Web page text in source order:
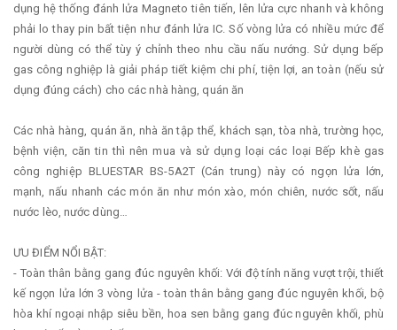
dụng hệ thống đánh lửa Magneto tiên tiến, lên lửa cực nhanh và không
phải lo thay pin bất tiện như đánh lửa IC. Số vòng lửa có nhiều mức để
người dùng có thể tùy ý chỉnh theo nhu cầu nấu nướng. Sử dụng bếp
gas công nghiệp là giải pháp tiết kiệm chi phí, tiện lợi, an toàn (nếu sử
dụng đúng cách) cho các nhà hàng, quán ăn
Các nhà hàng, quán ăn, nhà ăn tập thể, khách sạn, tòa nhà, trường học,
bệnh viện, căn tin thì nên mua và sử dụng loại các loại Bếp khè gas
công nghiệp BLUESTAR BS-5A2T (Cán trung) này có ngọn lửa lớn,
mạnh, nấu nhanh các món ăn như món xào, món chiên, nước sốt, nấu
nước lèo, nước dùng…
ƯU ĐIỂM NỔI BẬT:
- Toàn thân bằng gang đúc nguyên khối: Với độ tính năng vượt trội, thiết
kế ngọn lửa lớn 3 vòng lửa - toàn thân bằng gang đúc nguyên khối, bộ
hòa khí ngoại nhập siêu bền, hoa sen bằng gang đúc nguyên khối, phù